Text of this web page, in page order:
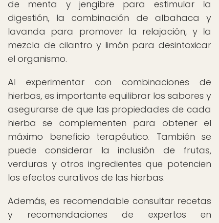
de menta y jengibre para estimular la
digestión, la combinación de albahaca y
lavanda para promover la relajación, y la
mezcla de cilantro y limón para desintoxicar
el organismo.
Al experimentar con combinaciones de
hierbas, es importante equilibrar los sabores y
asegurarse de que las propiedades de cada
hierba se complementen para obtener el
máximo beneficio terapéutico. También se
puede considerar la inclusión de frutas,
verduras y otros ingredientes que potencien
los efectos curativos de las hierbas.
Además, es recomendable consultar recetas
y recomendaciones de expertos en